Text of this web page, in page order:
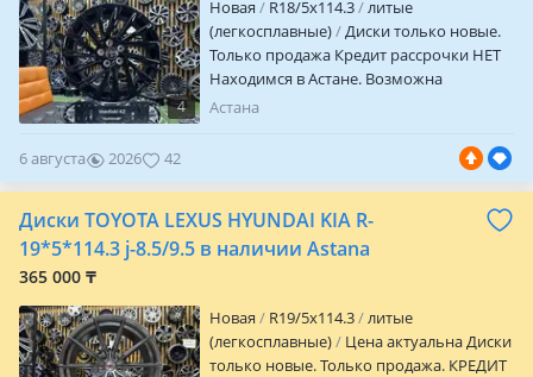
4
Новая R18/5x114.3
литые
(легкосплавные)
Диски только новые.
Только продажа Кредит рассрочки НЕТ
Находимся в Астане. Возможна
отправка в другие города и регионы.
Астана
6 августа 2026 42
Диски TOYOTA LEXUS HYUNDAI KIA R-
19*5*114.3 j-8.5/9.5 в наличии Astana
365 000 ₸
Новая R19/5x114.3
литые
(легкосплавные)
Цена актуальна Диски
только новые. Только продажа. КРЕДИТ